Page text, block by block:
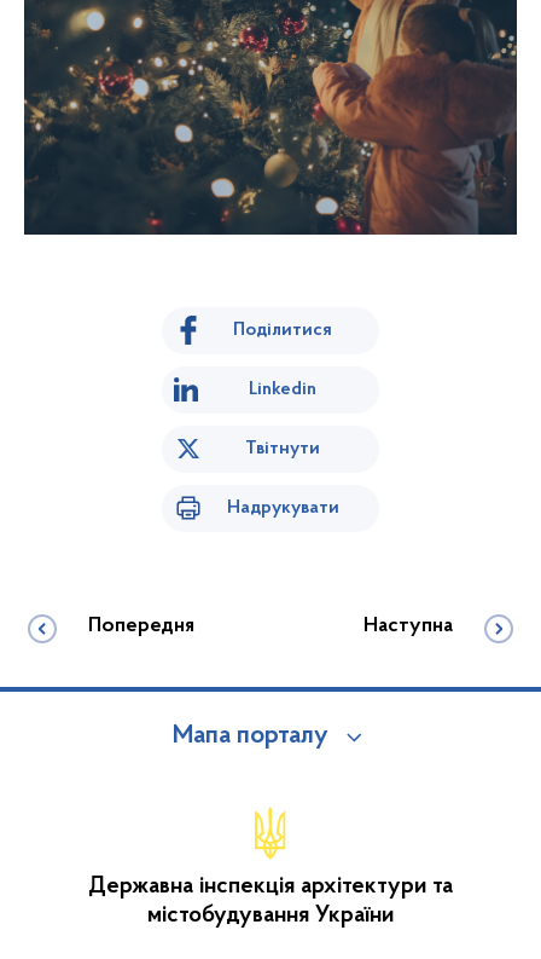
Поділитися
Linkedin
Твітнути
Надрукувати
Попередня Наступна
Мапа порталу
Державна інспекція архітектури та
містобудування України